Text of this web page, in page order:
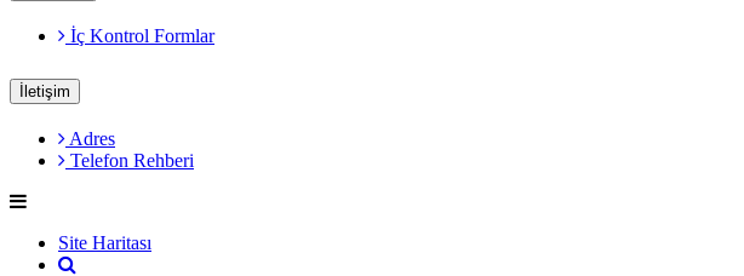
İç Kontrol Formlar
İletişim
Adres
Telefon Rehberi
Site Haritası